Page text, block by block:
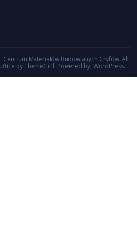
Centrum Materiałów Budowlanych Gryfów. All
by ThemeGrill. Powered by: WordPress.